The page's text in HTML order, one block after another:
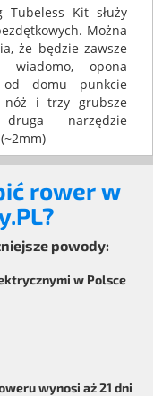
Tubeless Kit służy
Można
że będzie zawsze
opona
domu punkcie
nóż i trzy grubsze
narzędzie
rower w
powody:
w Polsce
wynosi aż 21 dni